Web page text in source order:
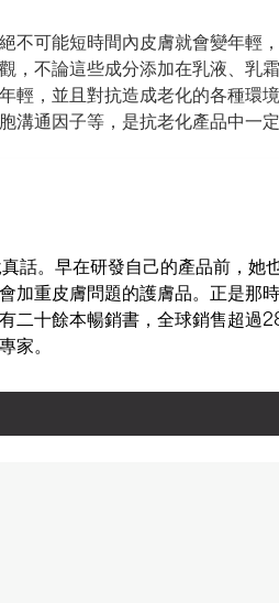
不可能短時間內皮膚就會變年輕
，不論這些成分添加在乳液、乳
，並且對抗造成老化的各種環境
溝通因子等，是抗老化產品中一
話。早在研發自己的產品前，她
加重皮膚問題的護膚品。正是那時
二十餘本暢銷書，全球銷售超過
。